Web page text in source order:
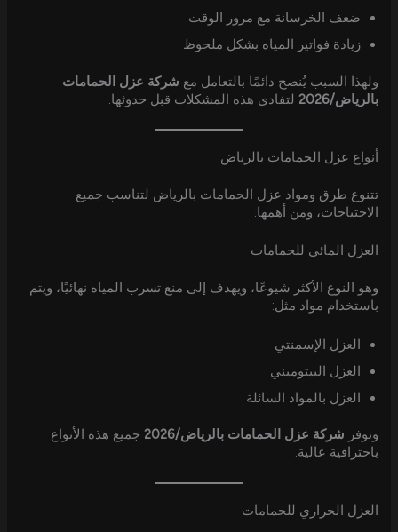
ضعف الخرسانة مع مرور الوقت
زيادة فواتير المياه بشكل ملحوظ
ولهذا السبب يُنصح دائمًا بالتعامل مع شركة عزل الحمامات
بالرياض/2026
لتفادي هذه المشكلات قبل حدوثها.
أنواع عزل الحمامات بالرياض
تتنوع طرق ومواد عزل الحمامات بالرياض لتناسب جميع
الاحتياجات، ومن أهمها:
العزل المائي للحمامات
وهو النوع الأكثر شيوعًا، ويهدف إلى منع تسرب المياه نهائيًا، ويتم
باستخدام مواد مثل:
العزل الإسمنتي
العزل البيتوميني
العزل بالمواد السائلة
وتوفر شركة عزل الحمامات بالرياض/2026
جميع هذه الأنواع
باحترافية عالية.
العزل الحراري للحمامات